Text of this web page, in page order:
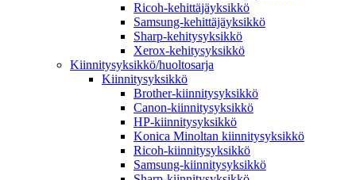
Ricoh-kehittäjäyksikkö
Samsung-kehittäjäyksikkö
Sharp-kehitysyksikkö
Xerox-kehitysyksikkö
Kiinnitysyksikkö/huoltosarja
Kiinnitysyksikkö
Brother-kiinnitysyksikkö
Canon-kiinnitysyksikkö
HP-kiinnitysyksikkö
Konica Minoltan kiinnitysyksikkö
Ricoh-kiinnitysyksikkö
Samsung-kiinnitysyksikkö